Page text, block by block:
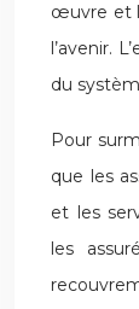
œuvre et
l’avenir.
du
Pour
que les
et les
les